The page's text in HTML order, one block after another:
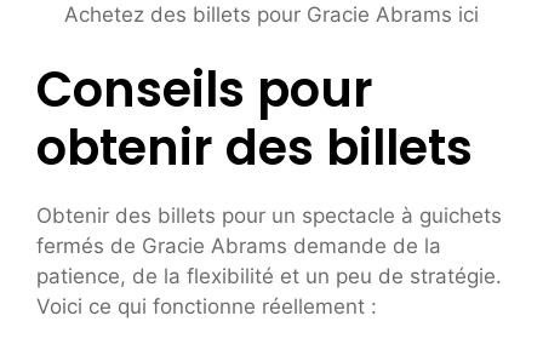
Achetez des billets pour Gracie Abrams ici
Conseils pour
obtenir des billets
Obtenir des billets pour un spectacle à guichets
fermés de Gracie Abrams demande de la
patience, de la flexibilité et un peu de stratégie.
Voici ce qui fonctionne réellement :